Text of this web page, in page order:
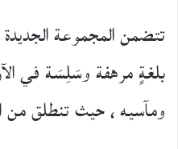
تتضمن المجموعة
بلغةٍ مرهفة وسَلِسَة في
ومآسيه ، حيث تنطلق من